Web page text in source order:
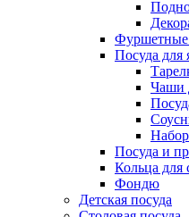
Фуршетные
Посуда для
Чаши
Посуда и
Кольца для
Фондю
Детская посуда